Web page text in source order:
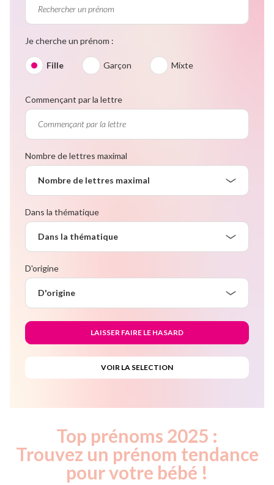
Je cherche un prénom :
Fille Garçon Mixte
Commençant par la lettre
Nombre de lettres maximal
Nombre de lettres maximal
Dans la thématique
Dans la thématique
D'origine
D'origine
Top prénoms 2025 :
Trouvez un prénom tendance
pour votre bébé !